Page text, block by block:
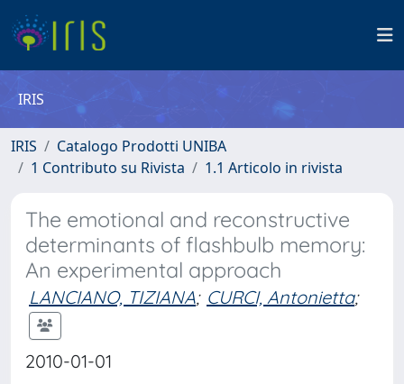
IRIS
IRIS
Catalogo Prodotti UNIBA
1 Contributo su Rivista
1.1 Articolo in rivista
The emotional and reconstructive
determinants of flashbulb memory:
An experimental approach
LANCIANO, TIZIANA; CURCI, Antonietta;
2010-01-01